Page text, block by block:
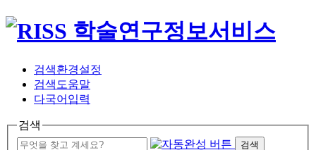
검색환경설정
검색도움말
다국어입력
검색
검색